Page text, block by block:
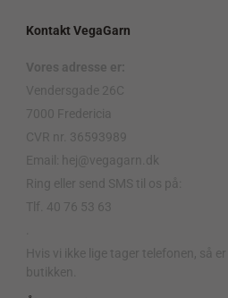
Kontakt VegaGarn
Vores adresse er:
Vendersgade 26C
7000 Fredericia
CVR nr. 36593989
Email: hej@vegagarn.dk
Ring eller send SMS til os på:
Tlf. 40 76 53 63
Hvis vi ikke lige tager telefonen, så
butikken.